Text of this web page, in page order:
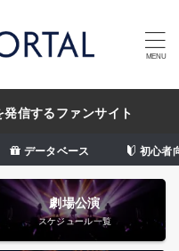
信するファンサイト
データベース 初心者
劇場公演
スケジュール一覧